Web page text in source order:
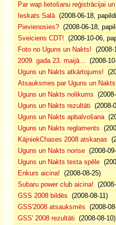
Par wap lietošanu reģistrācijai
Ieskats Salā(2008-06-18,
Pievienosies? (2008-06-18,
Sveiciens CDT! (2008-10-06,
Foto no Uguns un Nakts! (2008-
2009. gada 23. maijā... (2008-
Uguns un Nakts atkārtojums!
Atsauksmes par Uguns un Nakts
Uguns un Nakts nolikums
Uguns un Nakts rezultāti (2008-
Uguns un Nakts apbalvošana
Uguns un Nakts reglaments
KājniekChases 2008 atskaņas
Uguns un Nakts norise (2008-
Uguns un Nakts testa spēle
Enkurs aicina! (2008-08-25)
Subaru power club aicina!
GSS 2008 bildēs (2008-08-11)
GSS'2008 atsauksmēs (2008-
GSS' 2008 rezultāti (2008-08-10)